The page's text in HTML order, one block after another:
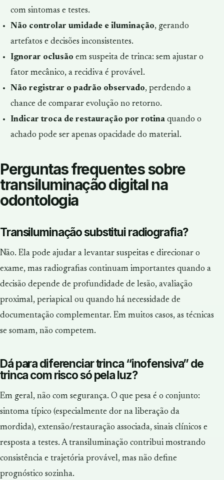
com sintomas e testes.
Não controlar umidade e iluminação, gerando
artefatos e decisões inconsistentes.
Ignorar oclusão em suspeita de trinca: sem ajustar o
fator mecânico, a recidiva é provável.
Não registrar o padrão observado, perdendo a
chance de comparar evolução no retorno.
Indicar troca de restauração por rotinaquando o
achado pode ser apenas opacidade do material.
Perguntas frequentes sobre
transiluminação digital na
odontologia
Transiluminação substitui radiografia?
Não. Ela pode ajudar a levantar suspeitas e direcionar o
exame, mas radiografias continuam importantes quando a
decisão depende de profundidade de lesão, avaliação
proximal, periapical ou quando há necessidade de
documentação complementar. Em muitos casos, as técnicas
se somam, não competem.
Dá para diferenciar trinca “inofensiva” de
trinca com risco só pela luz?
Em geral, não com segurança. O que pesa é o conjunto:
sintoma típico (especialmente dor na liberação da
mordida), extensão/restauração associada, sinais clínicos e
resposta a testes. A transiluminação contribui mostrando
consistência e trajetória provável, mas não define
prognóstico sozinha.